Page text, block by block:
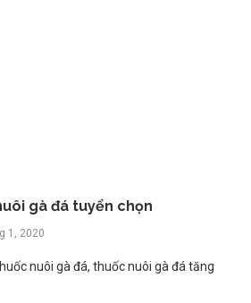
gà đá tuyển chọn
1, 2020
nuôi gà đá, thuốc nuôi gà đá tăng